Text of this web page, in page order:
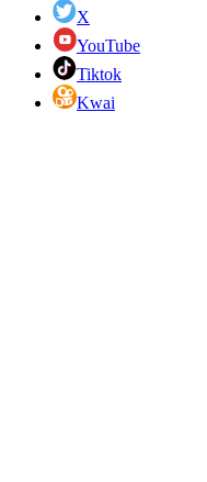
X
YouTube
Tiktok
Kwai